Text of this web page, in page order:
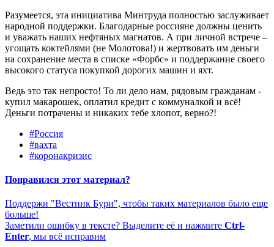
Разумеется, эта инициатива Минтруда полностью заслуживает
народной поддержки. Благодарные россияне должны ценить
и уважать наших нефтяных магнатов. А при личной встрече –
угощать коктейлями (не Молотова!) и жертвовать им деньги
на сохранение места в списке «Форбс» и поддержание своего
высокого статуса покупкой дорогих машин и яхт.
Ведь это так непросто! То ли дело нам, рядовым гражданам -
купил макарошек, оплатил кредит с коммуналкой и всё!
Деньги потрачены и никаких тебе хлопот, верно?!
#Россия
#вахта
#коронакризис
Понравился этот материал?
Поддержи "Вестник Бури", чтобы таких материалов было еще
больше!
Заметили ошибку в тексте? Выделите её и нажмите Ctrl-
Enter, мы всё исправим